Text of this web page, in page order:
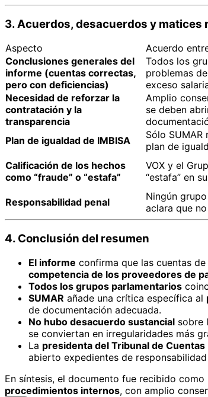
3. Acuerdos, desacuerdos y matices
Aspecto Acuerdo
Conclusiones generales del
informe (cuentas correctas,
pero con deficiencias)
Todos los
problemas
exceso
Necesidad de reforzar la
contratación y la
transparencia
Amplio
se deben
Plan de igualdad de IMBISA
Sólo
plan de
Calificación de los hechos
como “fraude” o “estafa”
VOX y el
“estafa” en
Responsabilidad penal
Ningún
aclara que
4. Conclusión del resumen
El informe confirma que las cuentas
competencia de los proveedores de
Todos los grupos parlamentarios
SUMAR añade una crítica específica al
de documentación adecuada.
No hubo desacuerdo sustancial sobre
se conviertan en irregularidades más
La presidenta del Tribunal de Cuentas
abierto expedientes de
En síntesis, el documento fue recibido
procedimientos internos, con amplio